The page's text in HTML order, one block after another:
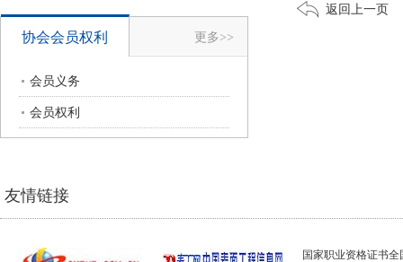
协会会员权利 更多>>
会员义务
会员权利
返回上一页
友情链接
国家职业资格证书全